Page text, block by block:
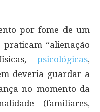
por fome de um
“alienação
psicológicas,
deveria guardar a
no momento da
(familiares,